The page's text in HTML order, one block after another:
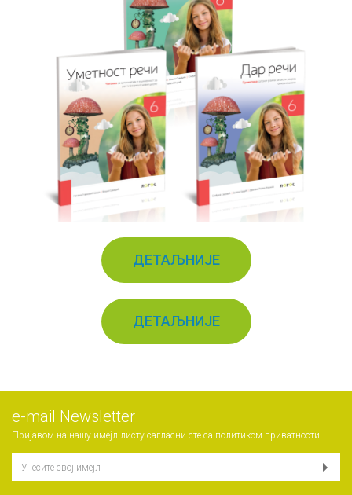
ДЕТАЉНИЈЕ
ДЕТАЉНИЈЕ
е-mail Newsletter
Пријавом на нашу имејл листу сагласни сте са политиком приватности